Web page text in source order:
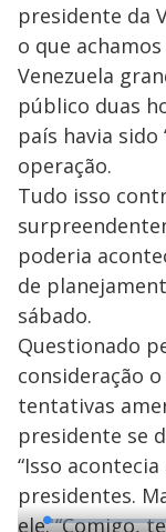
presidente da
o que
Venezuela
público duas
país havia
operação.
Tudo isso
poderia
de
sábado.
Questionado
consideração
tentativas
presidente se
“Isso
presidentes.
ele. “Comigo,
L